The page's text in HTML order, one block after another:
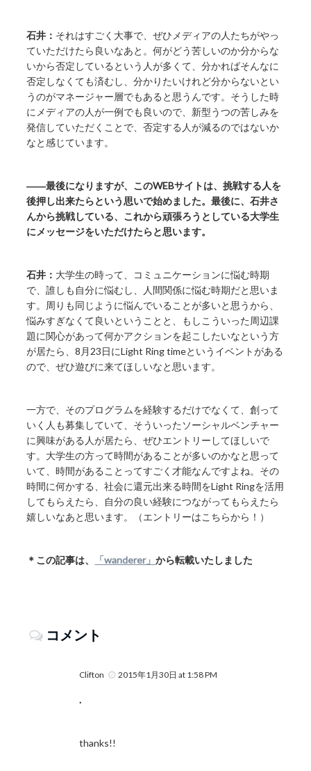
石井： それはすごく大事で、ぜひメディアの人たちがやっ
ていただけたら良いなあと。何がどう苦しいのか分からな
いから否定しているという人が多くて、分かればそんなに
否定しなくても済むし、分かりたいけれど分からないとい
うのがマネージャー層でもあると思うんです。そうした時
にメディアの人が一例でも良いので、新型うつの苦しみを
発信していただくことで、否定する人が減るのではないか
なと感じています。
――最後になりますが、このWEBサイトは、挑戦する人を
後押し出来たらという思いで始めました。最後に、石井さ
んから挑戦している、これから頑張ろうとしている大学生
にメッセージをいただけたらと思います。
石井： 大学生の時って、コミュニケーションに悩む時期
で、誰しも自分に悩むし、人間関係に悩む時期だと思いま
す。周りも同じように悩んでいることが多いと思うから、
悩みすぎなくて良いということと、もしこういった周辺課
題に関心があって何かアクションを起こしたいなという方
が居たら、8月23日にLight Ring timeというイベントがある
ので、ぜひ遊びに来てほしいなと思います。
一方で、そのプログラムを経験するだけでなくて、創って
いく人も募集していて、そういったソーシャルベンチャー
に興味がある人が居たら、ぜひエントリーしてほしいで
す。大学生の方って時間があることが多いのかなと思って
いて、時間があることってすごく才能なんですよね。その
時間に何かする、社会に還元出来る時間をLight Ringを活用
してもらえたら、自分の良い経験につながってもらえたら
嬉しいなあと思います。（エントリーはこちらから！）
＊この記事は、 「wanderer」から転載いたしました
コメント
Clifton 2015年1月30日 at 1:58 PM
.
thanks!!